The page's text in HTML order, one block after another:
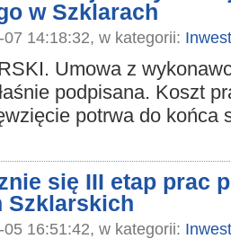
w Szklarach
14:18:32, w kategorii:
Umowa z
podpisana. Koszt
potrwa do końca
się III etap prac
Szklarskich
16:51:42, w kategorii: